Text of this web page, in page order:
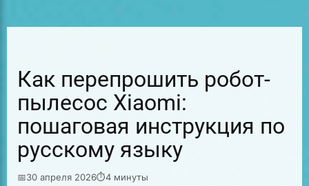
Как перепрошить робот-
пылесос Xiaomi:
пошаговая инструкция по
русскому языку
📅30 апреля 2026⏱4 минуты